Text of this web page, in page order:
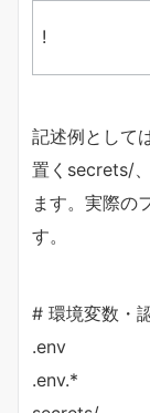
!
記述例として
置くsecrets/
ます。実際の
す。
# 環境変数・
.env
.env.*